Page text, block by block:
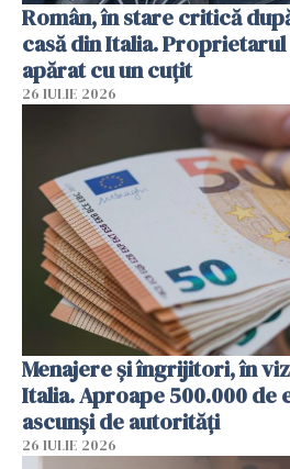
Român, în stare critică
casă din Italia. Proprietarul
apărat cu un cuțit
26 IULIE 2026
Menajere și îngrijitori, în
Italia. Aproape 500.000 de
ascunși de autorități
26 IULIE 2026